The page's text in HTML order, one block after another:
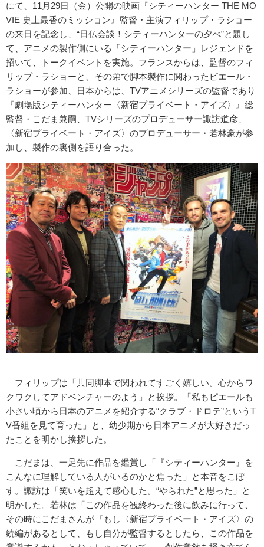
にて、11月29日（金）公開の映画『シティーハンター THE MO
VIE 史上最香のミッション』監督・主演フィリップ・ラショー
の来日を記念し、“日仏会談！シティーハンターの夕べ”と題し
て、アニメの製作側にいる「シティーハンター」レジェンドを
招いて、トークイベントを実施。フランスからは、監督のフィ
リップ・ラショーと、その弟で脚本製作に関わったピエール・
ラショーが参加、日本からは、TVアニメシリーズの監督であり
『劇場版シティーハンター〈新宿プライベート・アイズ〉』総
監督・こだま兼嗣、TVシリーズのプロデューサー諏訪道彦、
〈新宿プライベート・アイズ〉のプロデューサー・若林豪が参
加し、製作の裏側を語り合った。
フィリップは「共同脚本で関われてすごく嬉しい。心からワ
クワクしてアドベンチャーのよう」と挨拶。「私もピエールも
小さい頃から日本のアニメを紹介する“クラブ・ドロテ”というT
V番組を見て育った」と、幼少期から日本アニメが大好きだっ
たことを明かし挨拶した。
こだまは、一足先に作品を鑑賞し「『シティーハンター』を
こんなに理解している人がいるのかと焦った」と本音をこぼ
す。諏訪は「笑いを超えて感心した。“やられた”と思った」と
明かした。若林は「この作品を観終わった後に飲みに行って、
その時にこだまさんが『もし〈新宿プライベート・アイズ〉の
続編があるとして、もし自分が監督するとしたら、この作品を